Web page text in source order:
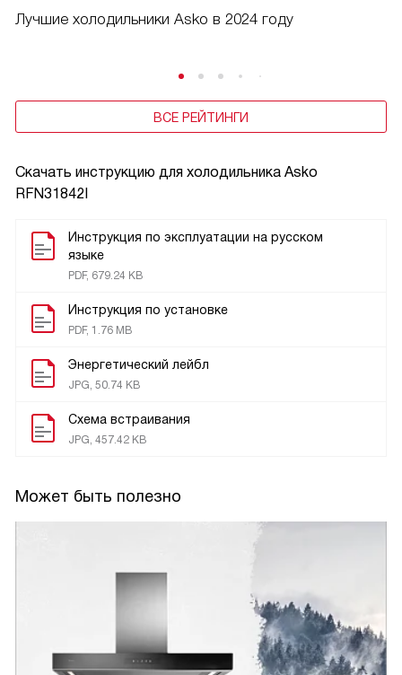
Скачать инструкцию для холодильника Asko
RFN31842I
Инструкция по эксплуатации на русском
языке
PDF, 679.24 KB
Инструкция по установке
PDF, 1.76 MB
Энергетический лейбл
JPG, 50.74 KB
Схема встраивания
JPG, 457.42 KB
Может быть полезно
Лучшие холодильники Asko в 2024 году
ВСЕ РЕЙТИНГИ